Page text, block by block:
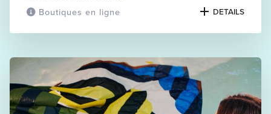
Boutiques en ligne DETAILS